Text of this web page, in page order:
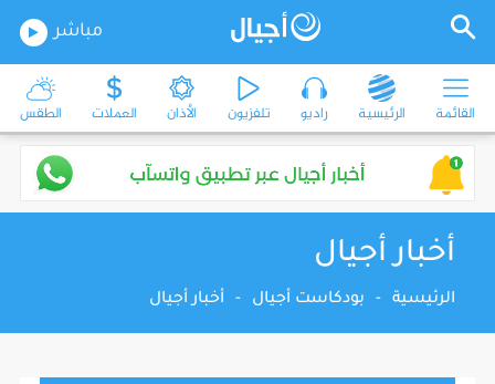
مباشر
القائمة الرئيسية راديو تلفزيون الأذان العملات الطقس
أخبار أجيال
الرئيسية - بودكاست أجيال - أخبار أجيال